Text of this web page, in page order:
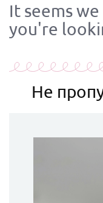
It seems
you're
Не